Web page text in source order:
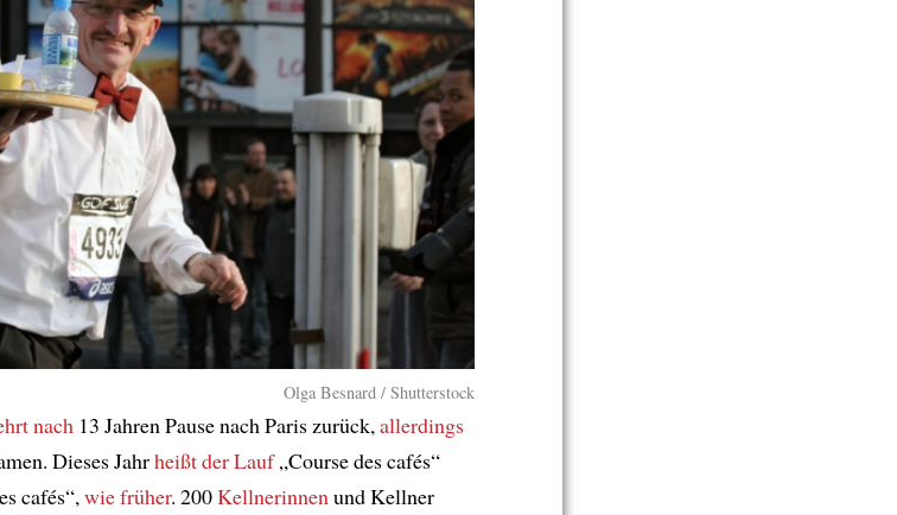
Olga Besnard / Shutterstock
nach 13 Jahren Pause nach Paris zurück, allerdings
Dieses Jahrheißtder Lauf„Course des cafés“
cafés“, wie früher. 200Kellnerinnen und Kellner